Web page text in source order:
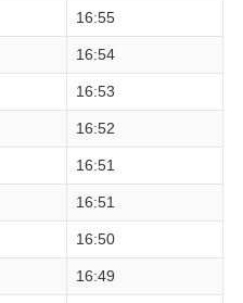
16:55
16:54
16:53
16:52
16:51
16:51
16:50
16:49